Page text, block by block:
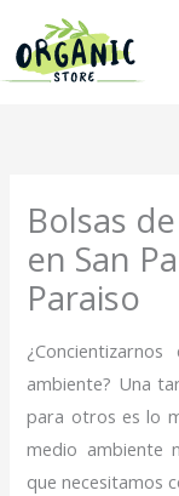
contenido
Bolsas
en San
Paraiso
ambiente? Una
para otros es lo
medio ambiente
que necesitamos